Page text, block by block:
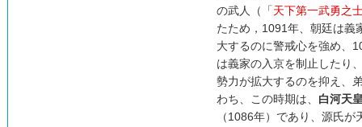
の武人（「天下第一武勇之
たため，1091年、朝廷は義
大するのに警戒心を強め、
は義家の入京を制止したり
勢力が拡大するのを抑え、
わち、この時期は、 白河天
（1086年）であり、源氏